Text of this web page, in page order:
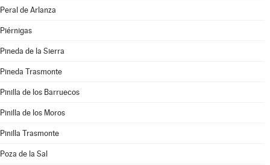
Peral de Arlanza
Piérnigas
Pineda de la Sierra
Pineda Trasmonte
Pinilla de los Barruecos
Pinilla de los Moros
Pinilla Trasmonte
Poza de la Sal